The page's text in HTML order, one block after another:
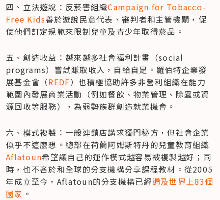
四、立法遊說：反菸害組織Campaign for Tobacco-
Free Kids善於遊說民意代表、審判者和主管機關，促
使他們訂定規範來限制兒童及青少年取得菸品。
五、創造收益：越來越多社會福利計畫（social
programs）嘗試賺取收入，自給自足。羅伯特企業發
展基金會（REDF）也積極協助許多非營利組織在能力
範圍內發展商業活動（例如餐飲、物業管理、除蟲或資
源回收等服務），為弱勢族群創造就業機會。
六、模式複製：一般連鎖店講求獨門秘方，但社會企業
似乎不這麼想。總部在荷蘭阿姆斯特丹的兒童教育組織
Aflatoun希望讓自己的運作模式越容易被複製越好；同
時，也不吝於和全球的分支機構分享課程教材。從2005
年成立至今，Aflatoun的分支機構已經遍及世界上83個
國家 。